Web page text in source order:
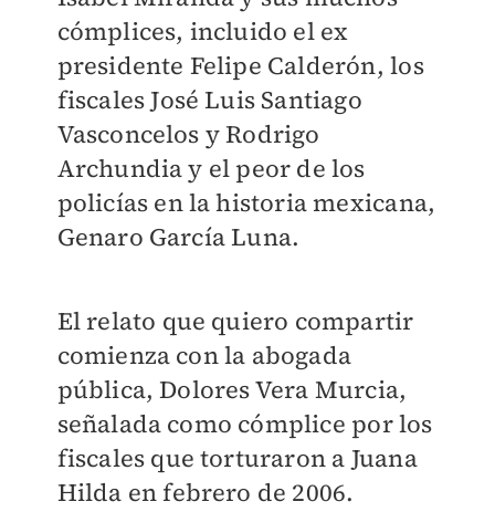
cómplices, incluido el ex
presidente Felipe Calderón, los
fiscales José Luis Santiago
Vasconcelos y Rodrigo
Archundia y el peor de los
policías en la historia mexicana,
Genaro García Luna.
El relato que quiero compartir
comienza con la abogada
pública, Dolores Vera Murcia,
señalada como cómplice por los
fiscales que torturaron a Juana
Hilda en febrero de 2006.